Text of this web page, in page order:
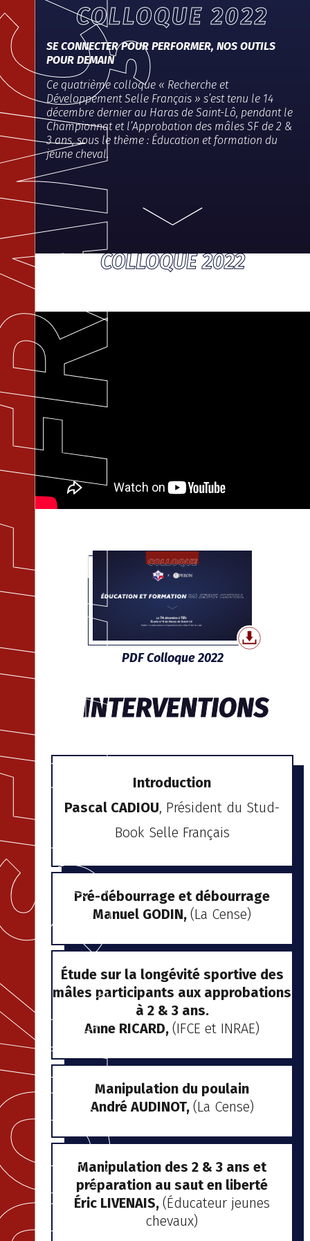
COLLOQUE 2022
SE CONNECTER POUR PERFORMER, NOS OUTILS
POUR DEMAIN
Ce quatrième colloque « Recherche et
Développement Selle Français » s’est tenu le 14
décembre dernier au Haras de Saint-Lô, pendant le
Championnat et l’Approbation des mâles SF de 2 &
3 ans, sous le thème : Éducation et formation du
jeune cheval.
COLLOQUE 2022
PDF Colloque 2022
INTERVENTIONS
Introduction
Pascal CADIOU, Président du Stud-
Book Selle Français
Pré-débourrage et débourrage
Manuel GODIN,(La Cense)
Étude sur la longévité sportive des
mâles participants aux approbations
à 2 & 3 ans.
Anne RICARD,(IFCE et INRAE)
Manipulation du poulain
André AUDINOT, (La Cense)
Manipulation des 2 & 3 ans et
préparation au saut en liberté
Éric LIVENAIS,(Éducateur jeunes
chevaux)